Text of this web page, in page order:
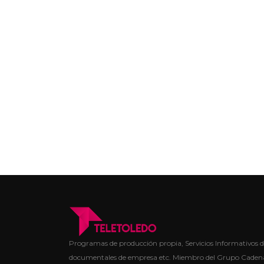
Programas de producción propia, Servicios Informativos
documentales de empresa etc. Miembro del Grupo